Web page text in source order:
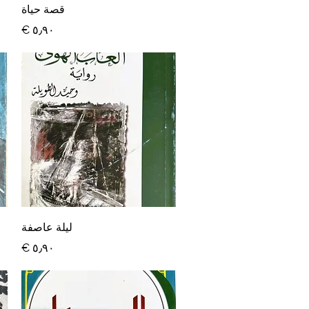
قصة حياة
السعر
العرض السريعليلة عاصفة
السعر